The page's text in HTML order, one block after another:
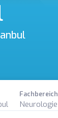
Fachbereich
Neurologie